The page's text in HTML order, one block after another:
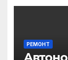
РЕМОНТ